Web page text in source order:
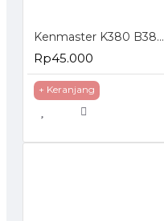
Kenmaster K380 B380 Tool Box Kotak Perkakas
Rp45.000
+ Keranjang